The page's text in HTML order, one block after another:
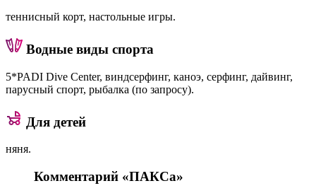
теннисный корт, настольные игры.
Водные виды спорта
5*PADI Dive Center, виндсерфинг, каноэ, серфинг, дайвинг,
парусный спорт, рыбалка (по запросу).
Для детей
няня.
Комментарий «ПАКСа»